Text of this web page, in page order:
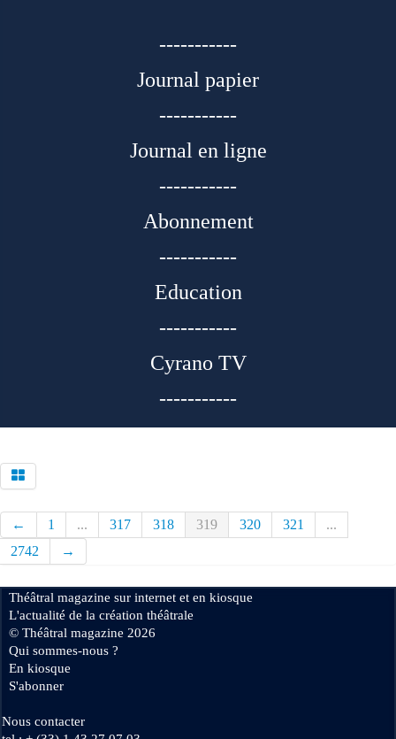
-----------
Journal papier
-----------
Journal en ligne
-----------
Abonnement
-----------
Education
-----------
Cyrano TV
-----------
← 1 ... 317 318 319 320 321
...
2742
→
Théâtral magazine sur internet et en kiosque
L'actualité de la création théâtrale
© Théâtral magazine 2026
Qui sommes-nous ?
En kiosque
S'abonner
Nous contacter